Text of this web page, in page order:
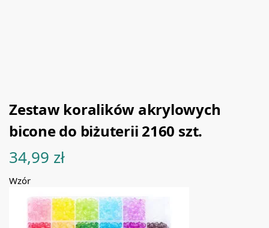
Zestaw koralików akrylowych
bicone do biżuterii 2160 szt.
34,99 zł
Wzór